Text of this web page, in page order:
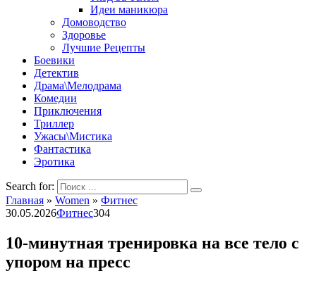
Идеи маникюра
Домоводство
Здоровье
Лучшие Рецепты
Боевики
Детектив
Драма\Мелодрама
Комедии
Приключения
Триллер
Ужасы\Мистика
Фантастика
Эротика
Search for:
Главная » Women » Фитнес
30.05.2026Фитнес304
10-минутная тренировка на все тело с
упором на пресс